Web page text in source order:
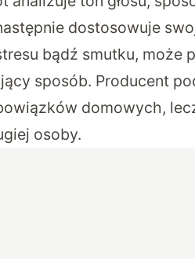
dostosowuje
bądź smutku, może
sposób. Producent
domowych,
osoby.